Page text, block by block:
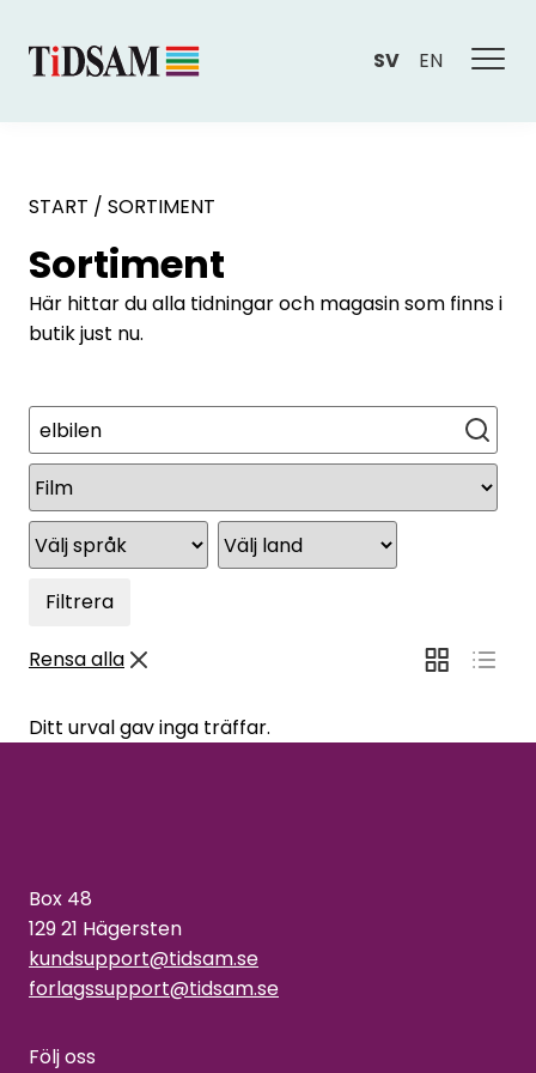
SV EN
START / SORTIMENT
Sortiment
Här hittar du alla tidningar och magasin som finns i
butik just nu.
Sök
Filtrera
Rensa alla
Ditt urval gav inga träffar.
Box 48
129 21 Hägersten
kundsupport@tidsam.se
forlagssupport@tidsam.se
Följ oss